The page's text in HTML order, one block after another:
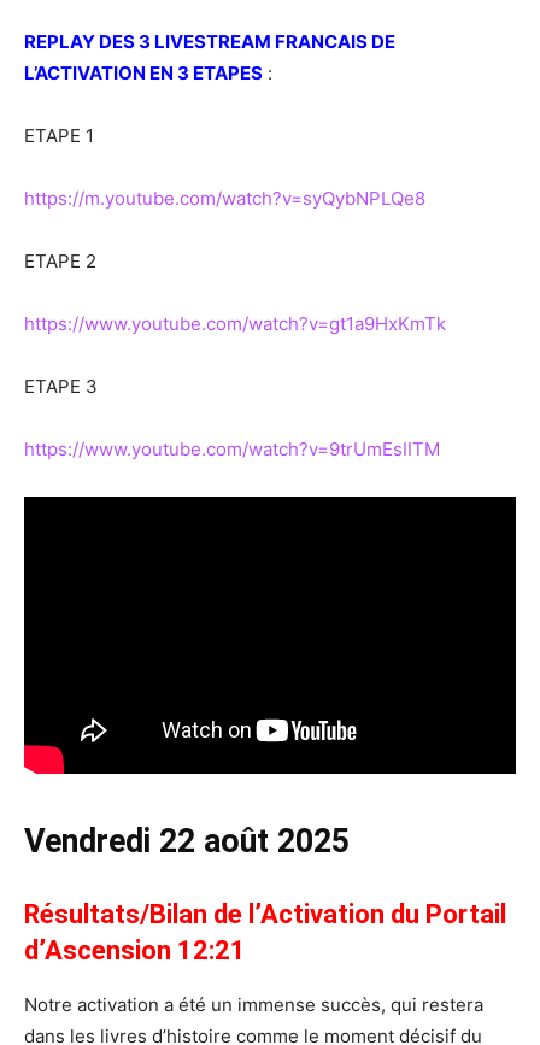
REPLAY DES 3 LIVESTREAM FRANCAIS DE
L’ACTIVATION EN 3 ETAPES :
ETAPE 1
https://m.youtube.com/watch?v=syQybNPLQe8
ETAPE 2
https://www.youtube.com/watch?v=gt1a9HxKmTk
ETAPE 3
https://www.youtube.com/watch?v=9trUmEsIITM
Vendredi 22 août 2025
Résultats/Bilan de l’Activation du Portail
d’Ascension 12:21
Notre activation a été un immense succès, qui restera
dans les livres d’histoire comme le moment décisif du